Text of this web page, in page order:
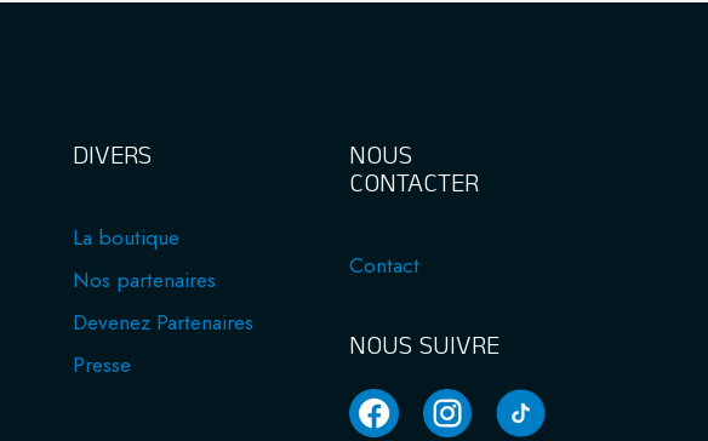
DIVERS
La boutique
Nos partenaires
Devenez Partenaires
Presse
NOUS
CONTACTER
Contact
NOUS SUIVRE